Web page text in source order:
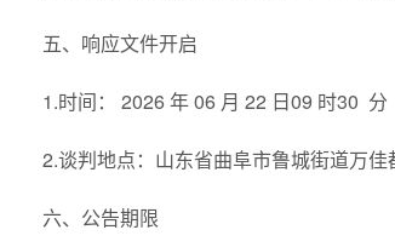
五、响应文件开启
1.时间： 2026 年 06 月 22 日09 时30 分
2.谈判地点：山东省曲阜市鲁城街道万佳
六、公告期限